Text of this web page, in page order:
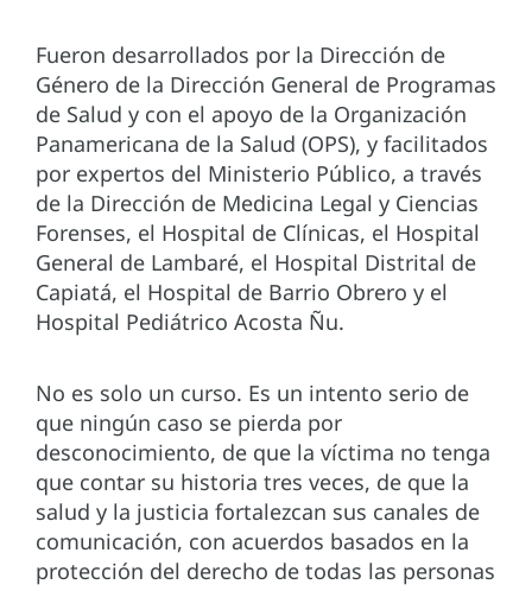
Fueron desarrollados por la Dirección de
Género de la Dirección General de Programas
de Salud y con el apoyo de la Organización
Panamericana de la Salud (OPS), y facilitados
por expertos del Ministerio Público, a través
de la Dirección de Medicina Legal y Ciencias
Forenses, el Hospital de Clínicas, el Hospital
General de Lambaré, el Hospital Distrital de
Capiatá, el Hospital de Barrio Obrero y el
Hospital Pediátrico Acosta Ñu.
No es solo un curso. Es un intento serio de
que ningún caso se pierda por
desconocimiento, de que la víctima no tenga
que contar su historia tres veces, de que la
salud y la justicia fortalezcan sus canales de
comunicación, con acuerdos basados en la
protección del derecho de todas las personas